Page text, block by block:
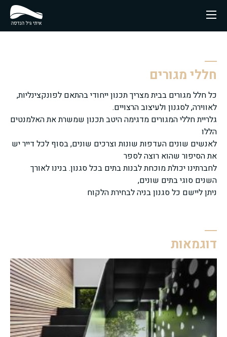
חללי מגורים
כל חלל מגורים בבית מצריך תכנון ייחודי בהתאם לפונקצינליות,
לאווירה, לסגנון ולעיצוב הרצויים.
גלריית חללי המגורים מדגימה היטב תכנון שמשרת את האלמנטים
הללו
לאנשים שונים העדפות שונות וצרכים שונים, בסוף לכל דייר יש
את הסיפור שהוא רוצה לספר
לחברתינו יכולת מוכחת לבנות בתים בכל סגנון. בנינו לאורך
השנים סוגי בתים שונים,
ניתן ליישם כל סגנון בניה לבחירת הלקוח
דוגמאות